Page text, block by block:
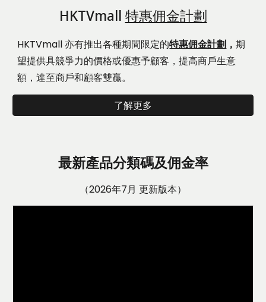
HKTVmall特惠佣金計劃
HKTVmall 亦有推出各種期間限定的特惠佣金計劃 ，期
望提供具競爭力的價格或優惠予顧客，提高商戶生意
額，達至商戶和顧客雙贏。
了解更多
最新產品分類碼及佣金率
（2026年7月 更新版本）